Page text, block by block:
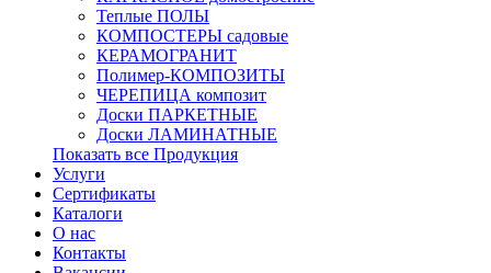
Теплые ПОЛЫ
КОМПОСТЕРЫ садовые
КЕРАМОГРАНИТ
Полимер-КОМПОЗИТЫ
ЧЕРЕПИЦА композит
Доски ПАРКЕТНЫЕ
Доски ЛАМИНАТНЫЕ
Показать все Продукция
Услуги
Сертификаты
Каталоги
О нас
Контакты